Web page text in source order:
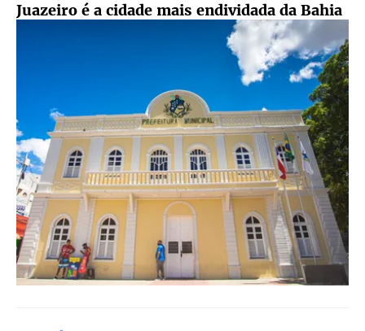
Juazeiro é a cidade mais endividada da Bahia